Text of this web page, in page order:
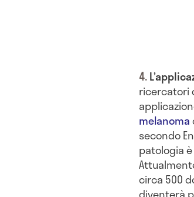
ricercatori
melanoma
secondo
patologia
circa 500